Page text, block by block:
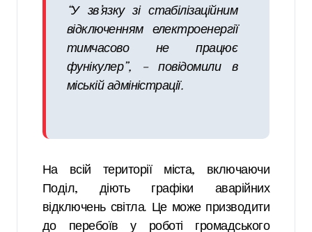
“У зв’язку зі стабілізаційним
відключенням електроенергії
тимчасово не працює
фунікулер”, – повідомили в
міській адміністрації.
На всій території міста, включаючи
Поділ, діють графіки аварійних
відключень світла. Це може призводити
до перебоїв у роботі громадського